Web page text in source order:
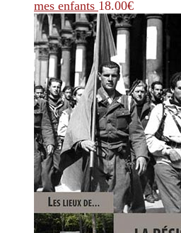
mes enfants 18.00€